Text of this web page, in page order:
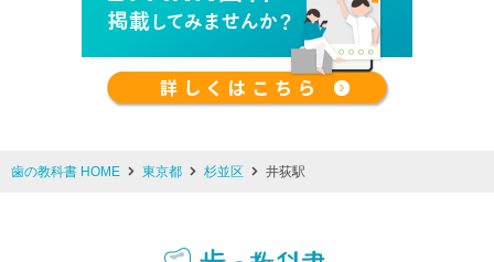
歯の教科書 HOME 東京都 杉並区 井荻駅